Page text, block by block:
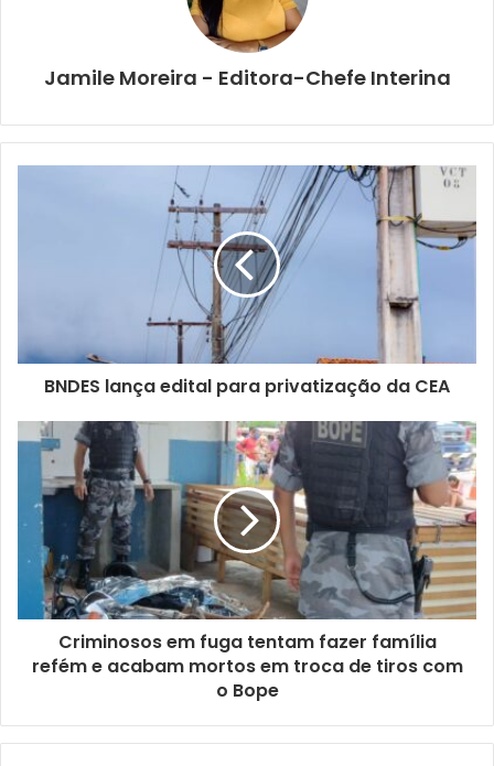
Jamile Moreira - Editora-Chefe Interina
BNDES lança edital para privatização da CEA
Criminosos em fuga tentam fazer família
refém e acabam mortos em troca de tiros com
o Bope